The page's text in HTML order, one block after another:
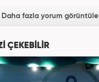
Daha fazla yorum görüntüle
ÇEKEBİLİR